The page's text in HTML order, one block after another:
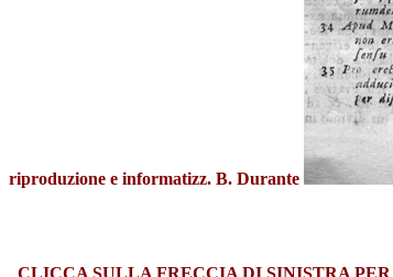
riproduzione e informatizz. B. Durante
CLICCA SULLA FRECCIA DI SINISTRA